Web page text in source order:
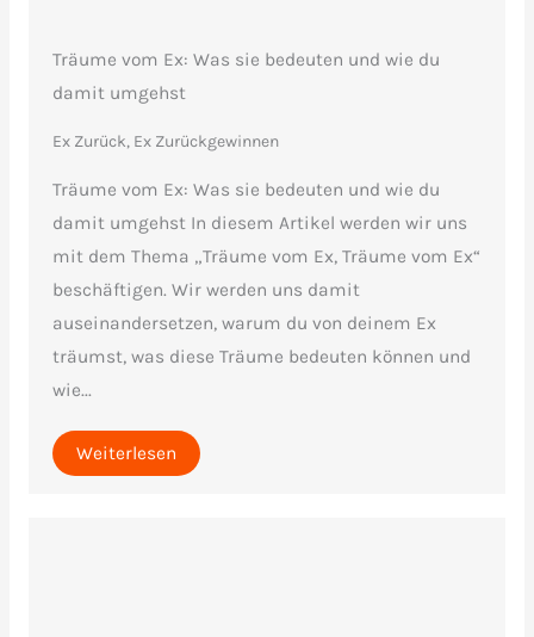
Träume vom Ex: Was sie bedeuten und wie du
damit umgehst
Ex Zurück, Ex Zurückgewinnen
Träume vom Ex: Was sie bedeuten und wie du
damit umgehst In diesem Artikel werden wir uns
mit dem Thema „Träume vom Ex, Träume vom Ex“
beschäftigen. Wir werden uns damit
auseinandersetzen, warum du von deinem Ex
träumst, was diese Träume bedeuten können und
wie...
Weiterlesen